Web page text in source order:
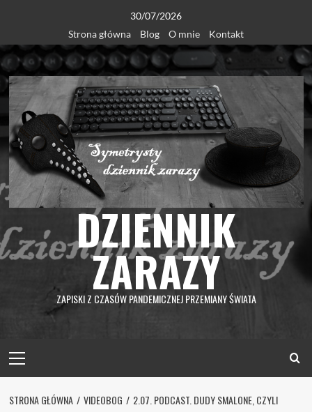
content
30/07/2026
Strona główna
Blog O mnie Kontakt
DZIENNIK
ZARAZY
ZAPISKI Z CZASÓW PANDEMICZNEJ PRZEMIANY ŚWIATA
Menu
STRONA GŁÓWNA VIDEOBOG
2.07. PODCAST. DUDY SMALONE, CZYLI